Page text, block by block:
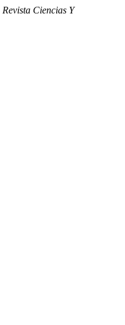
Revista Ciencias Y